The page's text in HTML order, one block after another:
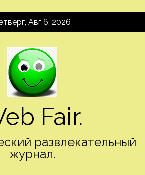
Авг 6, 2026
Fair.
развлекательный
журнал.